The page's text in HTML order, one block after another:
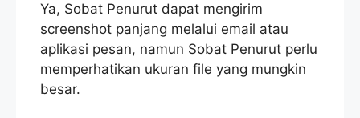
Ya, Sobat Penurut dapat mengirim
screenshot panjang melalui email atau
aplikasi pesan, namun Sobat Penurut perlu
memperhatikan ukuran file yang mungkin
besar.